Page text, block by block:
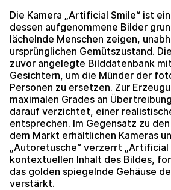
Die Kamera „Artificial Smile“ ist
dessen aufgenommene Bilder
lächelnde Menschen zeigen,
ursprünglichen Gemütszustand.
zuvor angelegte Bilddatenbank
Gesichtern, um die Münder der
Personen zu ersetzen. Zur
maximalen Grades an
darauf verzichtet, einer
entsprechen. Im Gegensatz zu
dem Markt erhältlichen Kameras
„Autoretusche“ verzerrt „Artificial
kontextuellen Inhalt des Bildes,
das golden spiegelnde Gehäuse
verstärkt.